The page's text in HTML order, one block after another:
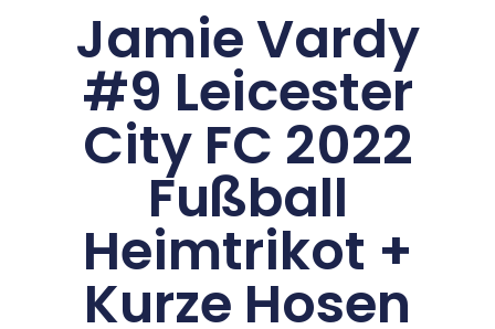
Jamie Vardy
#9 Leicester
City FC 2022
Fußball
Heimtrikot +
Kurze Hosen